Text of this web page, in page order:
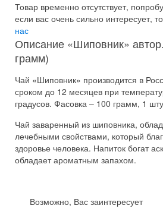
Товар временно отсутствует,
если вас очень сильно интересует,
нас
Описание «Шиповник»
грамм)
Чай «Шиповник» производится в
сроком до 12 месяцев при
градусов. Фасовка – 100 грамм, 1
Чай заваренный из шиповника,
лечебными свойствами, который
здоровье человека. Напиток богат
обладает ароматным запахом.
Возможно, Вас заинтересует